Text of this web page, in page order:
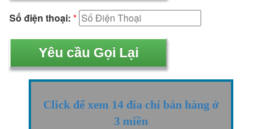
Số điện thoại: *
Click để xem 14 đỉa chỉ bán hàng ở
3 miền